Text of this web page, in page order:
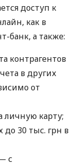
доступ к
как в
банк, а также:
контрагентов
в других
от
личную карту;
до 30 тыс. грн в
с